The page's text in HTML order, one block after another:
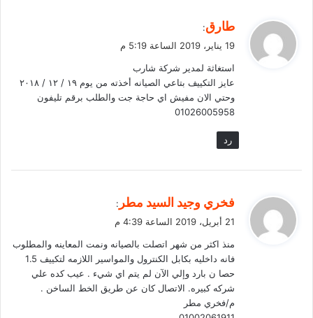
ي
ل
طارق:
19 يناير، 2019 الساعة 5:19 م
استغاثة لمدير شركة شارب
عايز التكييف بتاعي الصيانه أخذته من يوم ١٩ / ١٢ / ٢٠١٨
وحتي الان مفيش اي حاجة جت والطلب برقم تليفون
01026005958
رد
ي
ل
فخري وجيد السيد مطر :
21 أبريل، 2019 الساعة 4:39 م
منذ اكثر من شهر اتصلت بالصيانه ونمت المعاينه والمطلوب
فانه داخليه بكابل الكنترول والمواسير اللازمه لتكييف 1.5
حصا ن بارد وإلي الآن لم يتم اي شيء . عيب كده علي
شركه كبيره. الاتصال كان عن طريق الخط الساخن .
م/فخري مطر